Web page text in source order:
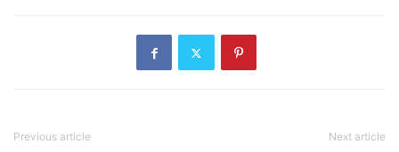
Previous article Next article